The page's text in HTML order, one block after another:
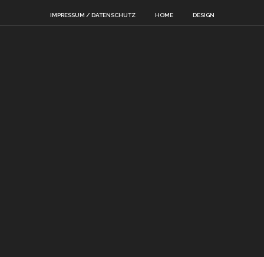
IMPRESSUM / DATENSCHUTZ HOME DESIGN